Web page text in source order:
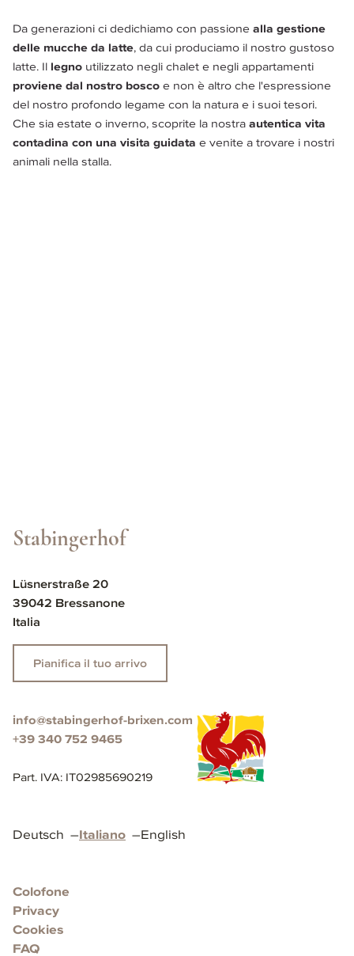
Da generazioni ci dedichiamo con passione alla gestione
delle mucche da latte, da cui produciamo il nostro gustoso
latte. Il legno utilizzato negli chalet e negli appartamenti
proviene dal nostro bosco e non è altro che l'espressione
del nostro profondo legame con la natura e i suoi tesori.
Che sia estate o inverno, scoprite la nostra autentica vita
contadina con una visita guidata e venite a trovare i nostri
animali nella stalla.
Stabingerhof
Lüsnerstraße 20
39042 Bressanone
Italia
Pianifica il tuo arrivo
info@stabingerhof-brixen.com
+39 340 752 9465
Part. IVA: IT02985690219
Deutsch –Italiano –English
Colofone
Privacy
Cookies
FAQ